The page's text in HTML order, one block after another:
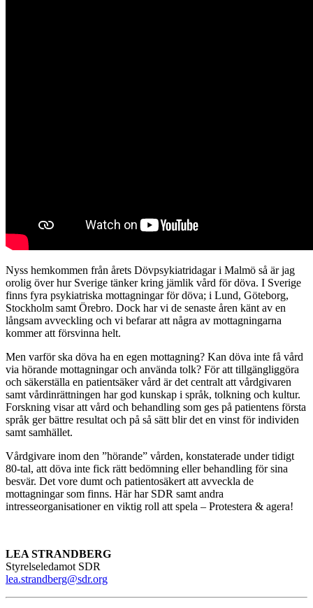
Nyss hemkommen från årets Dövpsykiatridagar i Malmö så är jag
orolig över hur Sverige tänker kring jämlik vård för döva. I Sverige
finns fyra psykiatriska mottagningar för döva; i Lund, Göteborg,
Stockholm samt Örebro. Dock har vi de senaste åren känt av en
långsam avveckling och vi befarar att några av mottagningarna
kommer att försvinna helt.
Men varför ska döva ha en egen mottagning? Kan döva inte få vård
via hörande mottagningar och använda tolk? För att tillgängliggöra
och säkerställa en patientsäker vård är det centralt att vårdgivaren
samt vårdinrättningen har god kunskap i språk, tolkning och kultur.
Forskning visar att vård och behandling som ges på patientens första
språk ger bättre resultat och på så sätt blir det en vinst för individen
samt samhället.
Vårdgivare inom den ”hörande” vården, konstaterade under tidigt
80-tal, att döva inte fick rätt bedömning eller behandling för sina
besvär. Det vore dumt och patientosäkert att avveckla de
mottagningar som finns. Här har SDR samt andra
intresseorganisationer en viktig roll att spela – Protestera & agera!
LEA STRANDBERG
Styrelseledamot SDR
lea.strandberg@sdr.org